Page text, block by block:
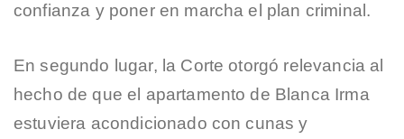
confianza y poner en marcha el plan criminal.
En segundo lugar, la Corte otorgó relevancia al
hecho de que el apartamento de Blanca Irma
estuviera acondicionado con cunas y